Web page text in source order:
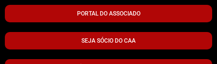
PORTAL DO ASSOCIADO
SEJA SÓCIO DO CAA